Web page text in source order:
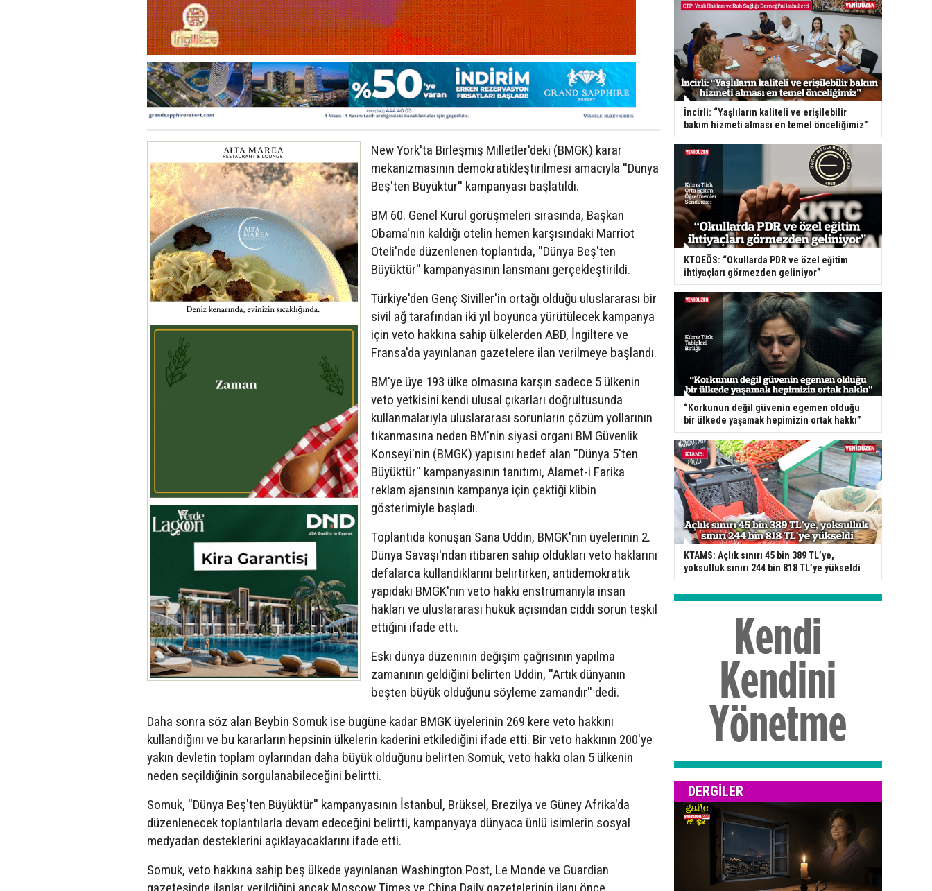
New York'ta Birleşmiş Milletler'deki (BMGK) karar
mekanizmasının demokratikleştirilmesi amacıyla ''Dünya
Beş'ten Büyüktür'' kampanyası başlatıldı.
BM 60. Genel Kurul görüşmeleri sırasında, Başkan
Obama'nın kaldığı otelin hemen karşısındaki Marriot
Oteli'nde düzenlenen toplantıda, ''Dünya Beş'ten
Büyüktür'' kampanyasının lansmanı gerçekleştirildi.
Türkiye'den Genç Siviller'in ortağı olduğu uluslararası bir
sivil ağ tarafından iki yıl boyunca yürütülecek kampanya
için veto hakkına sahip ülkelerden ABD, İngiltere ve
Fransa'da yayınlanan gazetelere ilan verilmeye başlandı.
BM'ye üye 193 ülke olmasına karşın sadece 5 ülkenin
veto yetkisini kendi ulusal çıkarları doğrultusunda
kullanmalarıyla uluslararası sorunların çözüm yollarının
tıkanmasına neden BM'nin siyasi organı BM Güvenlik
Konseyi'nin (BMGK) yapısını hedef alan ''Dünya 5'ten
Büyüktür'' kampanyasının tanıtımı, Alamet-i Farika
reklam ajansının kampanya için çektiği klibin
gösterimiyle başladı.
Toplantıda konuşan Sana Uddin, BMGK'nın üyelerinin 2.
Dünya Savaşı'ndan itibaren sahip oldukları veto haklarını
defalarca kullandıklarını belirtirken, antidemokratik
yapıdaki BMGK'nın veto hakkı enstrümanıyla insan
hakları ve uluslararası hukuk açısından ciddi sorun teşkil
ettiğini ifade etti.
Eski dünya düzeninin değişim çağrısının yapılma
zamanının geldiğini belirten Uddin, ''Artık dünyanın
beşten büyük olduğunu söyleme zamandır'' dedi.
Daha sonra söz alan Beybin Somuk ise bugüne kadar BMGK üyelerinin 269 kere veto hakkını
kullandığını ve bu kararların hepsinin ülkelerin kaderini etkilediğini ifade etti. Bir veto hakkının 200'ye
yakın devletin toplam oylarından daha büyük olduğunu belirten Somuk, veto hakkı olan 5 ülkenin
neden seçildiğinin sorgulanabileceğini belirtti.
Somuk, ''Dünya Beş'ten Büyüktür'' kampanyasının İstanbul, Brüksel, Brezilya ve Güney Afrika'da
düzenlenecek toplantılarla devam edeceğini belirtti, kampanyaya dünyaca ünlü isimlerin sosyal
medyadan desteklerini açıklayacaklarını ifade etti.
Somuk, veto hakkına sahip beş ülkede yayınlanan Washington Post, Le Monde ve Guardian
İncirli: “Yaşlıların kaliteli ve erişilebilir
bakım hizmeti alması en temel önceliğimiz”
KTOEÖS: “Okullarda PDR ve özel eğitim
ihtiyaçları görmezden geliniyor”
“Korkunun değil güvenin egemen olduğu
bir ülkede yaşamak hepimizin ortak hakkı”
KTAMS: Açlık sınırı 45 bin 389 TL’ye,
yoksulluk sınırı 244 bin 818 TL’ye yükseldi
DERGILER